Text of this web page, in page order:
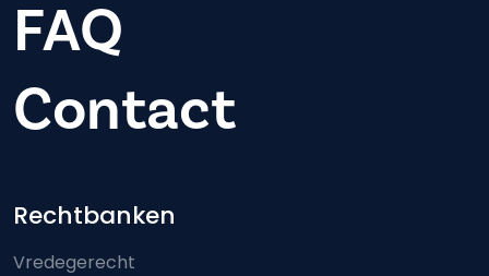
FAQ
Contact
Footer-menu
Rechtbanken
Vredegerecht